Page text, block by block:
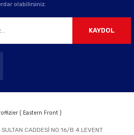
olabilirsiniz.
KAYDOL
CADDESİ NO:16/B 4.LEVENT